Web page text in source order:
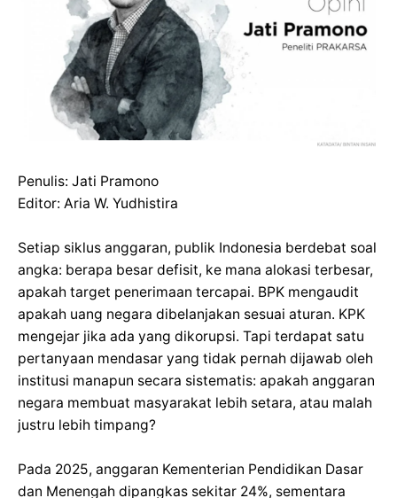
Penulis: Jati Pramono
Editor: Aria W. Yudhistira
Setiap siklus anggaran, publik Indonesia berdebat soal
angka: berapa besar defisit, ke mana alokasi terbesar,
apakah target penerimaan tercapai. BPK mengaudit
apakah uang negara dibelanjakan sesuai aturan. KPK
mengejar jika ada yang dikorupsi. Tapi terdapat satu
pertanyaan mendasar yang tidak pernah dijawab oleh
institusi manapun secara sistematis: apakah anggaran
negara membuat masyarakat lebih setara, atau malah
justru lebih timpang?
Pada 2025, anggaran Kementerian Pendidikan Dasar
dan Menengah dipangkas sekitar 24%, sementara